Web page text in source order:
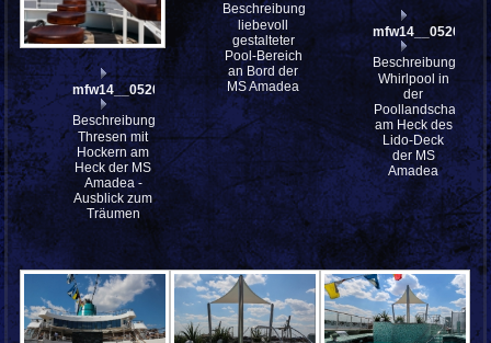
mfw14__052014
Beschreibung:
Thresen mit
Hockern am
Heck der MS
Amadea -
Ausblick zum
Träumen
Beschreibung:
liebevoll
gestalteter
Pool-Bereich
an Bord der
MS Amadea
mfw14__052004st
Beschreibung:
Whirlpool in
der
Poollandschaft
am Heck des
Lido-Deck
der MS
Amadea